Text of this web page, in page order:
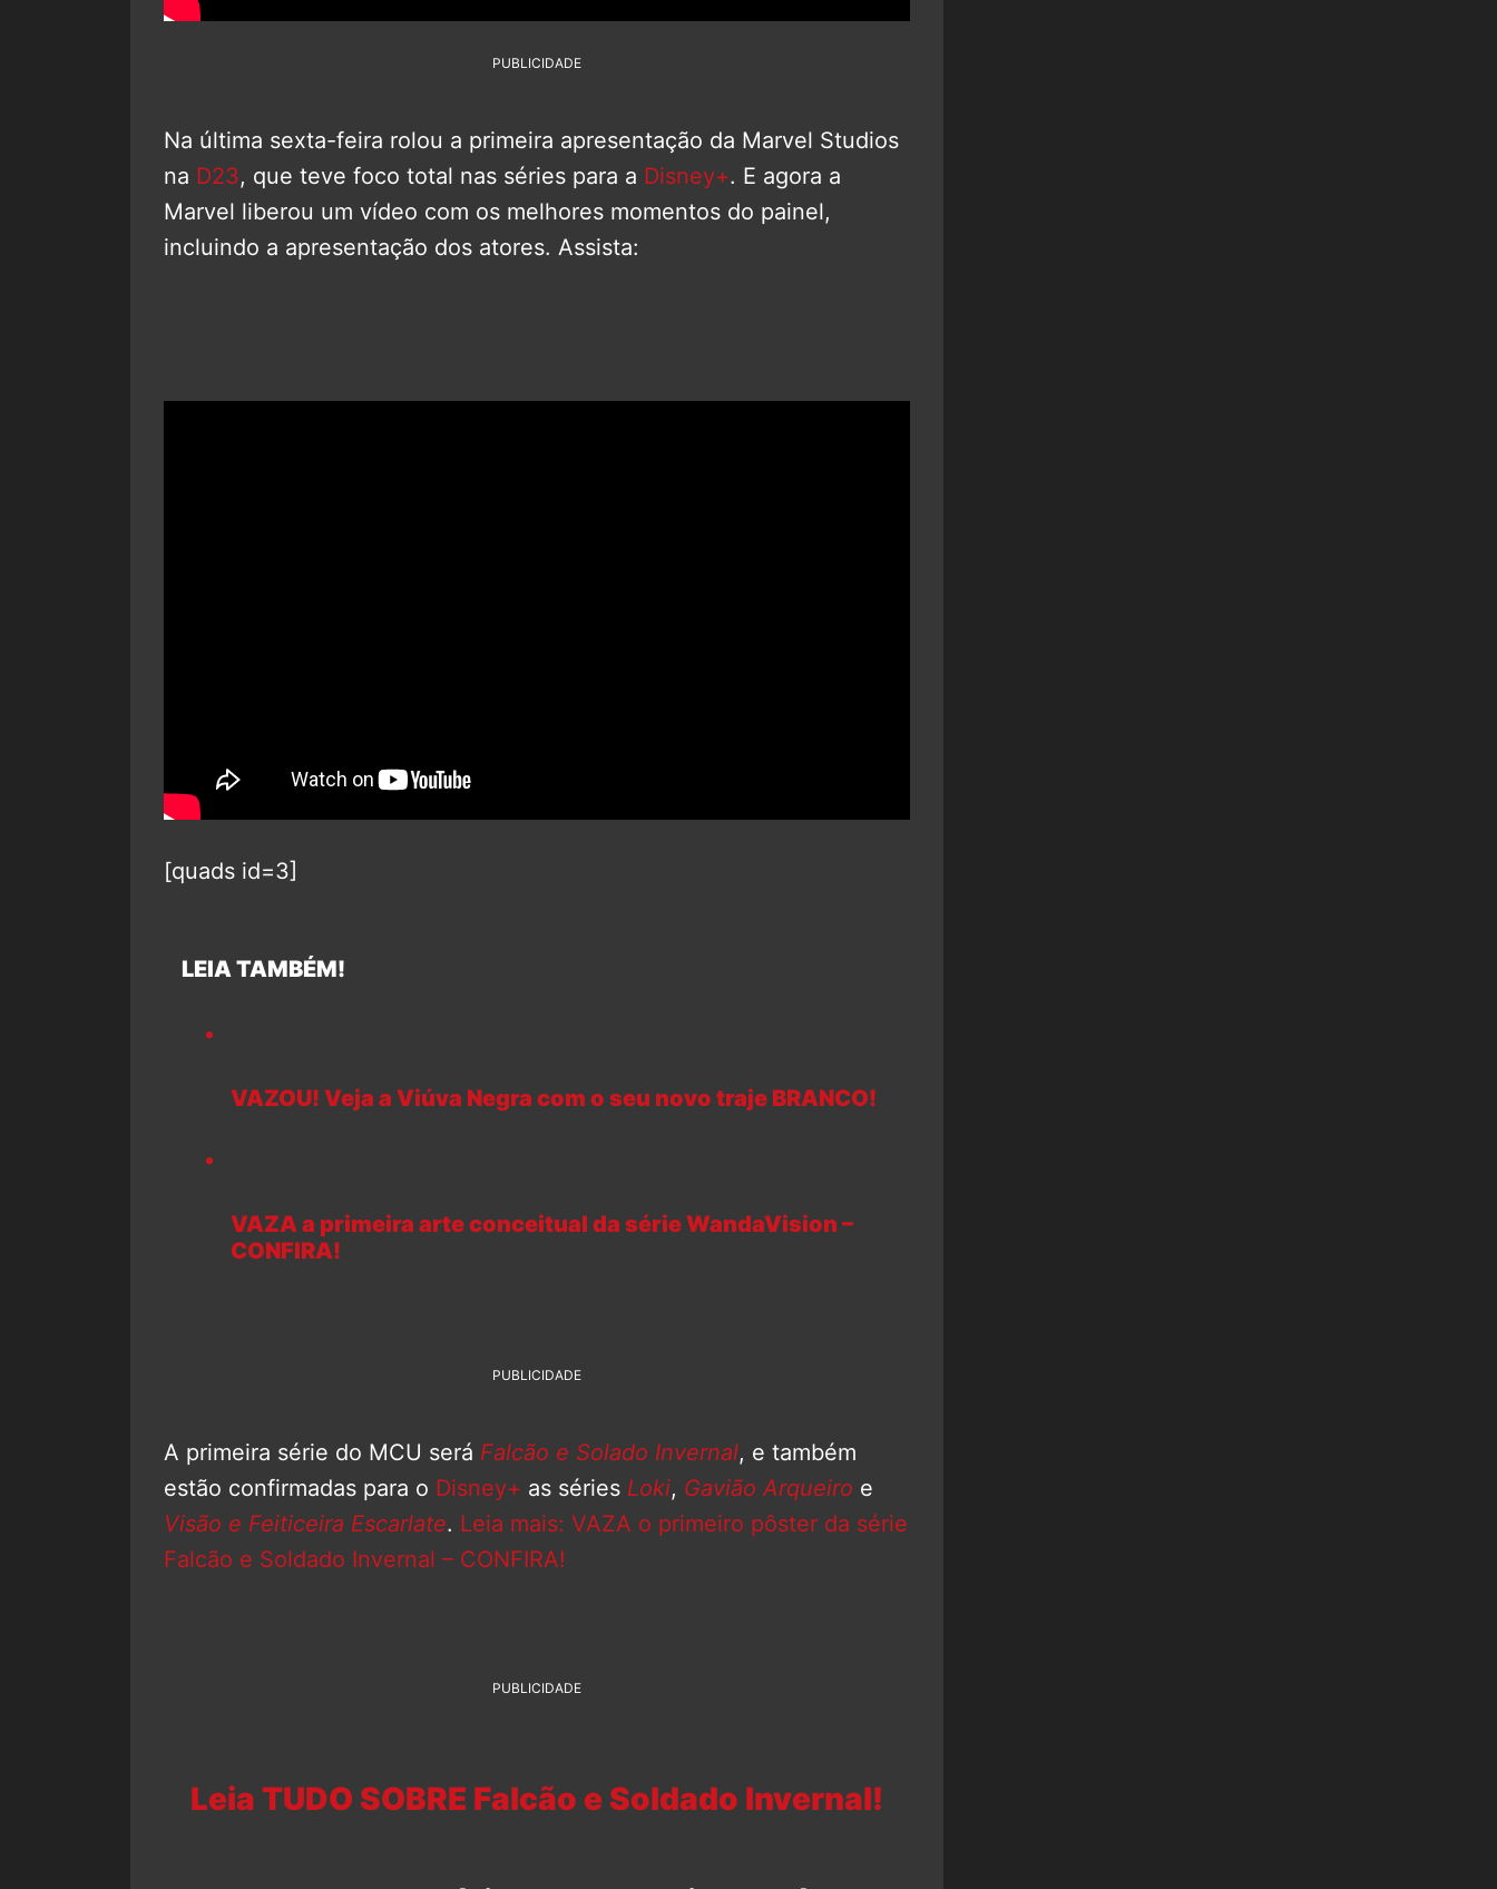
PUBLICIDADE
Na última sexta-feira rolou a primeira apresentação da Marvel Studios
na D23, que teve foco total nas séries para a Disney+. E agora a
Marvel liberou um vídeo com os melhores momentos do painel,
incluindo a apresentação dos atores. Assista:
[quads id=3]
LEIA TAMBÉM!
VAZOU! Veja a Viúva Negra com o seu novo traje BRANCO!
VAZA a primeira arte conceitual da série WandaVision –
CONFIRA!
PUBLICIDADE
A primeira série do MCU será Falcão e Solado Invernal, e também
estão confirmadas para o Disney+ as séries Loki, Gavião Arqueiro e
Visão e Feiticeira Escarlate. Leia mais: VAZA o primeiro pôster da série
Falcão e Soldado Invernal – CONFIRA!
PUBLICIDADE
Leia TUDO SOBRE Falcão e Soldado Invernal!